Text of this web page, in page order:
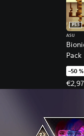
Pack
PS5
ASU
–50 %
€2,97